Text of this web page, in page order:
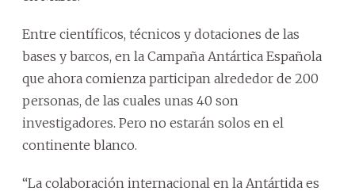
Entre científicos, técnicos y dotaciones de las
bases y barcos, en la Campaña Antártica Española
que ahora comienza participan alrededor de 200
personas, de las cuales unas 40 son
investigadores. Pero no estarán solos en el
continente blanco.
“La colaboración internacional en la Antártida es